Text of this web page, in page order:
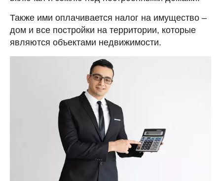
Также ими оплачивается налог на имущество –
дом и все постройки на территории, которые
являются объектами недвижимости.